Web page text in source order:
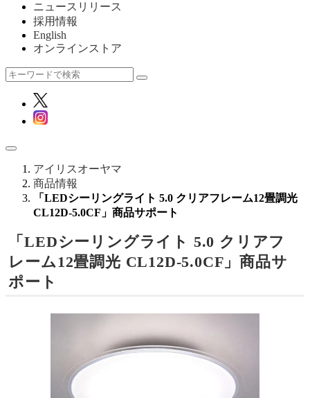
ニュースリリース
採用情報
English
オンラインストア
アイリスオーヤマ
商品情報
「LEDシーリングライト 5.0 クリアフレーム12畳調光
CL12D-5.0CF」商品サポート
「LEDシーリングライト 5.0 クリアフ
レーム12畳調光 CL12D-5.0CF」商品サ
ポート